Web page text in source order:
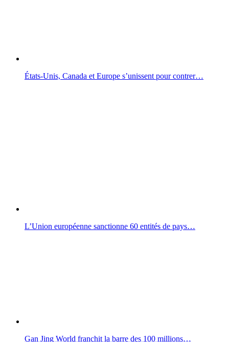
États-Unis, Canada et Europe s’unissent pour contrer…
L’Union européenne sanctionne 60 entités de pays…
Gan Jing World franchit la barre des 100 millions…